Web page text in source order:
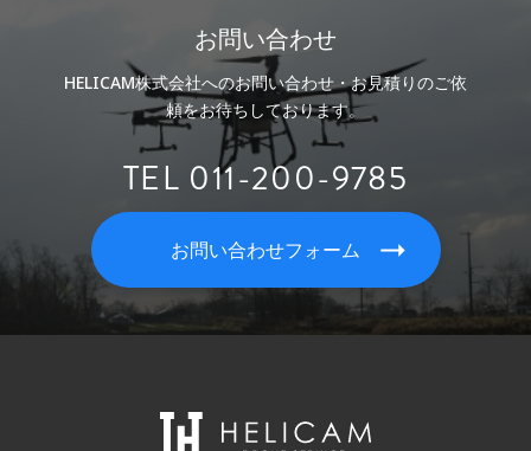
お問い合わせ
HELICAM株式会社へのお問い合わせ・お見積りのご依
頼をお待ちしております。
TEL 011-200-9785
お問い合わせフォーム